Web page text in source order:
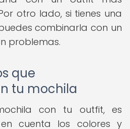
otro lado, si tienes una
combinarla con un
problemas.
que
tu mochila
con tu outfit, es
cuenta los colores y